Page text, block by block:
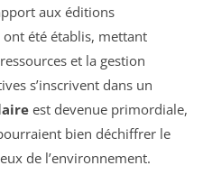
aux éditions
ont été établis, mettant
et la gestion
s’inscrivent dans un
est devenue primordiale,
bien déchiffrer le
de l’environnement.